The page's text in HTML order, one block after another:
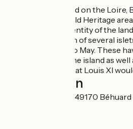
The only city island on the Loire,
the UNESCO World Heritage
strongly to the identity of the
with the formation of several
from December to May. These
organisation on the island as
see: the church that Louis XI
Localisation
8 Place de l'Église 49170 Béhuard